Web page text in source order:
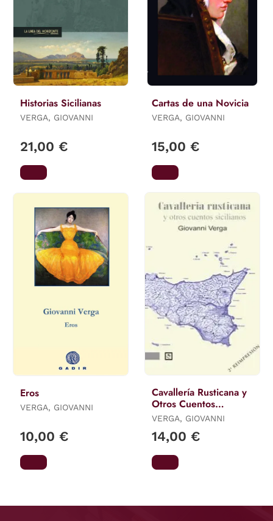
Historias Sicilianas
VERGA, GIOVANNI
21,00 €
Cartas de una Novicia
VERGA, GIOVANNI
15,00 €
Eros
VERGA, GIOVANNI
10,00 €
Cavallería Rusticana y
Otros Cuentos
Sicilianos
VERGA, GIOVANNI
14,00 €